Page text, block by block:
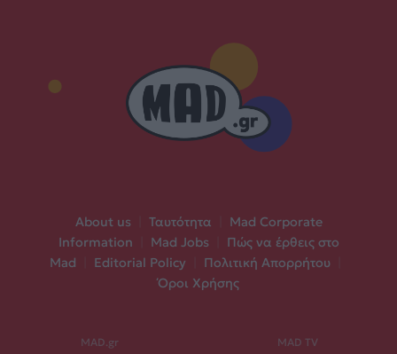
About us Ταυτότητα
Mad Corporate
Information
Mad Jobs
Πώς να έρθεις στο
Mad
Editorial Policy Πολιτική Απορρήτου
Όροι Χρήσης
MAD.gr MAD TV